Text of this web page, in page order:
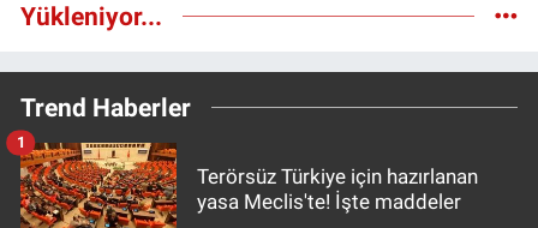
Yükleniyor...
Trend Haberler
Terörsüz Türkiye için hazırlanan
yasa Meclis'te! İşte maddeler
1